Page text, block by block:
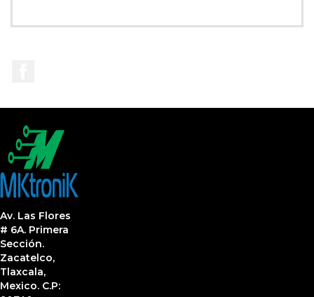
Av. Las Flores
# 6A. Primera
Sección.
Zacatelco,
Tlaxcala,
Mexico. C.P: